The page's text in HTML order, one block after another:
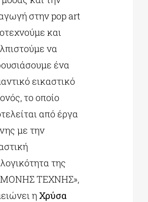
στην pop art
και
να
ένα
εικαστικό
το οποίο
από έργα
με την
της
ΤΕΧΝΗΣ»,
η Χρύσα